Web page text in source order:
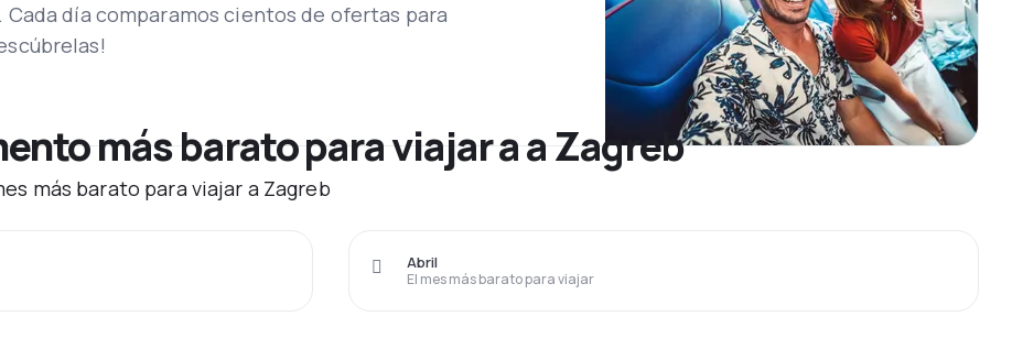
día comparamos cientos de ofertas para
más barato para viajar a a Zagreb
más barato para viajar a Zagreb
El mes más barato para viajar
Abril